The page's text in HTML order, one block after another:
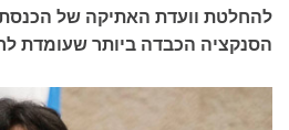
להחלטת וועדת האתיקה של
הסנקציה הכבדה ביותר שעומדת